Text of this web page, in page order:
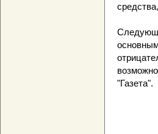
"Газета".